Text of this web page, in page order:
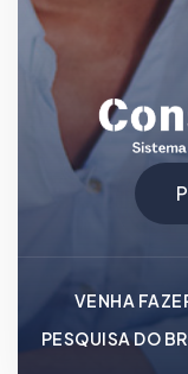
VENHA
PESQUISA DO